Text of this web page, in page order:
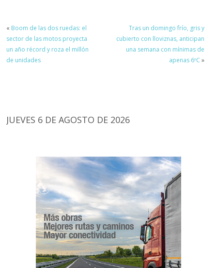
« Boom de las dos ruedas: el
sector de las motos proyecta
un año récord y roza el millón
de unidades
Tras un domingo frío, gris y
cubierto con lloviznas, anticipan
una semana con mínimas de
apenas 6ºC »
JUEVES 6 DE AGOSTO DE 2026